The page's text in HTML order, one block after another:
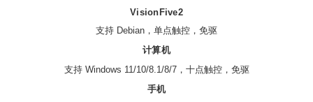
VisionFive2
支持 Debian，单点触控，免驱
计算机
支持 Windows 11/10/8.1/8/7，十点触控，免驱
手机